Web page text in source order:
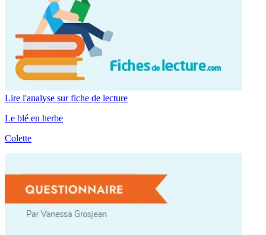
Lire l'analyse sur fiche de lecture
Le blé en herbe
Colette